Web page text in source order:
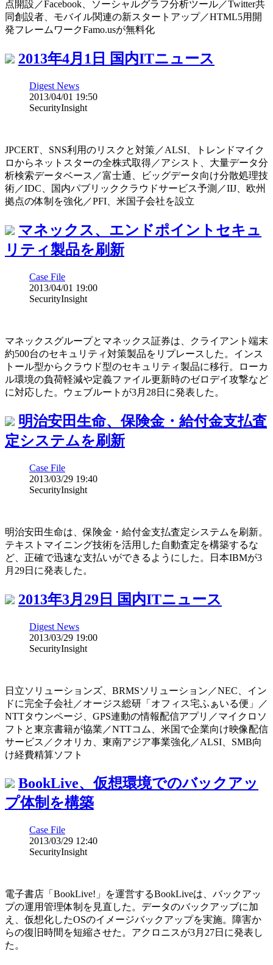
点開設／Facebook、ソーシャルグラフ分析ツール／Twitter共
同創設者、モバイル関連の新スタートアップ／HTML5用開
発フレームワークFamo.usが無料化
2013年4月1日 国内ITニュース
Digest News
2013/04/01 19:50
SecurityInsight
JPCERT、SNS利用のリスクと対策／ALSI、トレンドマイク
ロからネットスターの全株式取得／アシスト、大量データ分
析検索データベース／富士通、ビッグデータ向け分散処理技
術／IDC、国内パブリッククラウドサービス予測／IIJ、欧州
拠点の体制を強化／PFI、米国子会社を設立
マネックス、エンドポイントセキュ
リティ製品を刷新
Case File
2013/04/01 19:00
SecurityInsight
マネックスグループとマネックス証券は、クライアント端末
約500台のセキュリティ対策製品をリプレースした。インス
トール型からクラウド型のセキュリティ製品に移行。ローカ
ル環境の負荷軽減や定義ファイル更新時のゼロデイ攻撃など
に対応した。ウェブルートが3月28日に発表した。
明治安田生命、保険金・給付金支払査
定システムを刷新
Case File
2013/03/29 19:40
SecurityInsight
明治安田生命は、保険金・給付金支払査定システムを刷新。
テキストマイニング技術を活用した自動査定を構築するな
ど、正確で迅速な支払いができるようにした。日本IBMが3
月29日に発表した。
2013年3月29日 国内ITニュース
Digest News
2013/03/29 19:00
SecurityInsight
日立ソリューションズ、BRMSソリューション／NEC、イン
ドに完全子会社／オージス総研「オフィス宅ふぁいる便」／
NTTタウンページ、GPS連動の情報配信アプリ／マイクロソ
フトと東京書籍が協業／NTTコム、米国で企業向け映像配信
サービス／クオリカ、東南アジア事業強化／ALSI、SMB向
け経費精算ソフト
BookLive、仮想環境でのバックアッ
プ体制を構築
Case File
2013/03/29 12:40
SecurityInsight
電子書店「BookLive!」を運営するBookLiveは、バックアッ
プの運用管理体制を見直した。データのバックアッブに加
え、仮想化したOSのイメージバックアップを実施。障害か
らの復旧時間を短縮させた。アクロニスが3月27日に発表し
た。